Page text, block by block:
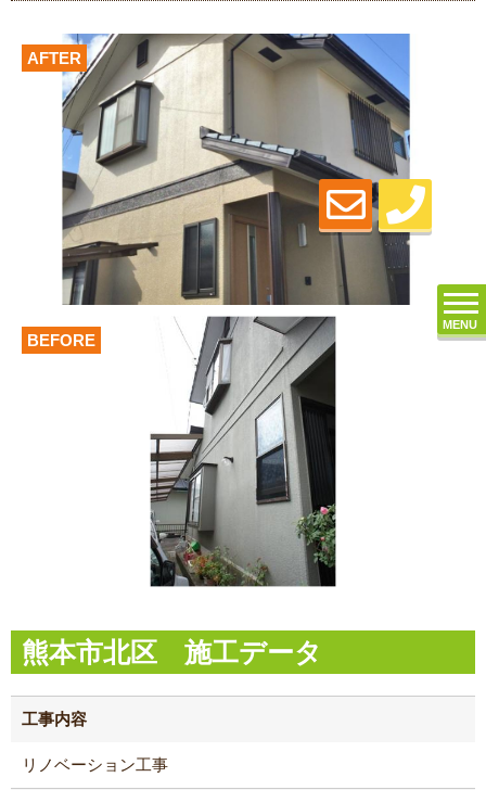
MENU
AFTER
BEFORE
熊本市北区 施工データ
工事内容
リノベーション工事